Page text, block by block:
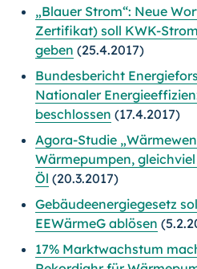
„Blauer Strom“: Neue
Zertifikat) soll KWK-
geben (25.4.2017)
Bundesbericht
Nationaler
beschlossen (17.4.2017)
Agora-Studie
Wärmepumpen,
Öl (20.3.2017)
Gebäudeenergiegesetz
EEWärmeG ablösen
17% Marktwachstum